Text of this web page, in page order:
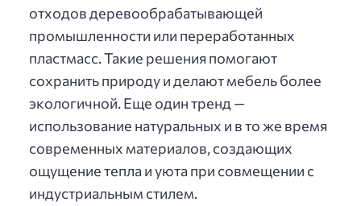
отходов деревообрабатывающей
промышленности или переработанных
пластмасс. Такие решения помогают
сохранить природу и делают мебель более
экологичной. Еще один тренд —
использование натуральных и в то же время
современных материалов, создающих
ощущение тепла и уюта при совмещении с
индустриальным стилем.